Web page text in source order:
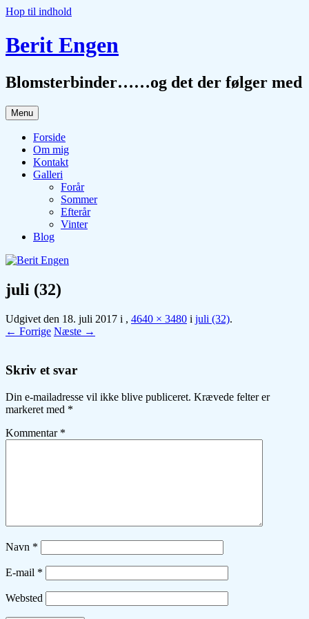
Hop til indhold
Berit Engen
Blomsterbinder……og det der følger med
Menu
Forside
Om mig
Kontakt
Galleri
Forår
Sommer
Efterår
Vinter
Blog
juli (32)
Udgivet den 18. juli 2017 i , 4640 × 3480 i juli (32).
← Forrige Næste →
Skriv et svar
Din e-mailadresse vil ikke blive publiceret. Krævede felter er
markeret med *
Kommentar *
Navn *
E-mail *
Websted